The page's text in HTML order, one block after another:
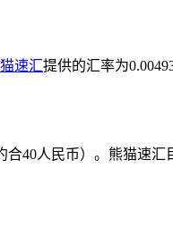
速汇提供的汇率为
合40人民币）。熊猫速